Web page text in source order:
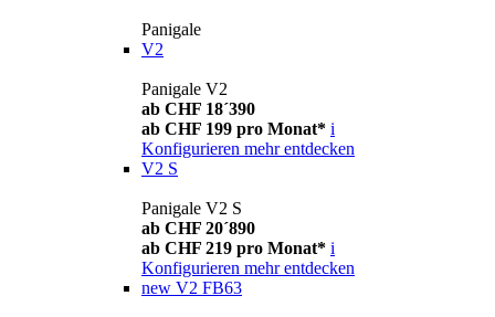
Panigale
V2
Panigale V2
ab CHF 18´390
ab CHF 199 pro Monat* i
Konfigurieren mehr entdecken
V2 S
Panigale V2 S
ab CHF 20´890
ab CHF 219 pro Monat* i
Konfigurieren mehr entdecken
new V2 FB63